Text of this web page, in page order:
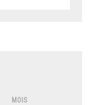
MOIS